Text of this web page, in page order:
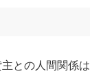
との人間関係は